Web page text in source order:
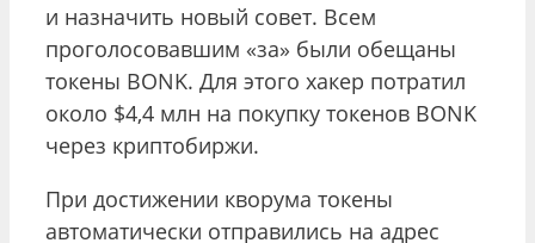
и назначить новый совет. Всем
проголосовавшим «за» были обещаны
токены BONK. Для этого хакер потратил
около $4,4 млн на покупку токенов BONK
через криптобиржи.
При достижении кворума токены
автоматически отправились на адрес